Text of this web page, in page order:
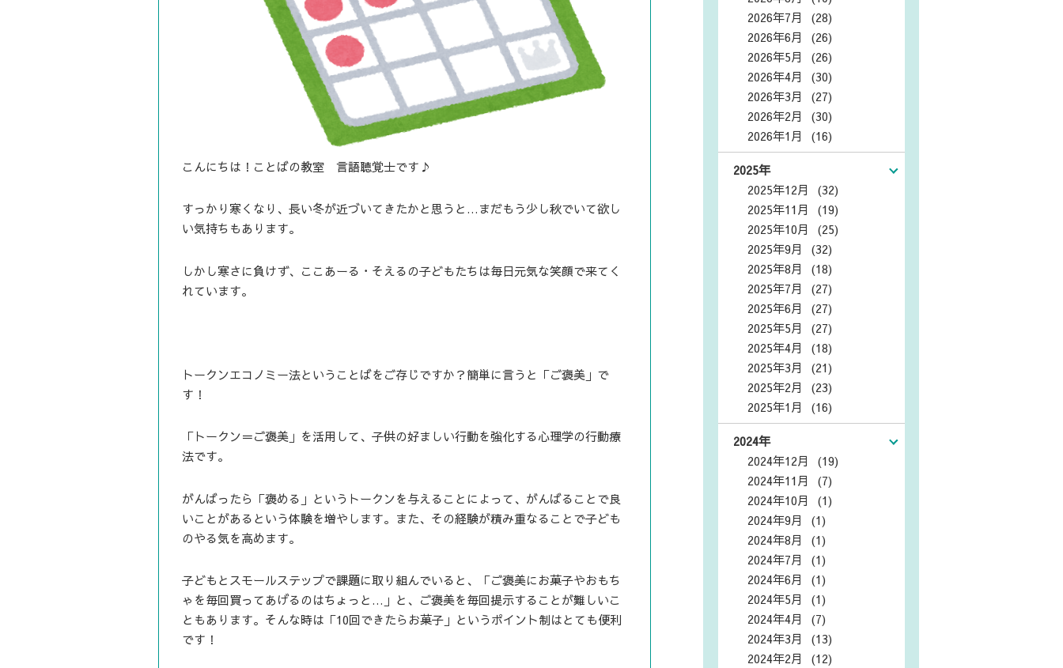
こんにちは！ことばの教室 言語聴覚士です♪
すっかり寒くなり、長い冬が近づいてきたかと思うと…まだもう少し秋でいて欲し
い気持ちもあります。
しかし寒さに負けず、ここあーる・そえるの子どもたちは毎日元気な笑顔で来てく
れています。
トークンエコノミー法ということばをご存じですか？簡単に言うと「ご褒美」で
す！
「トークン＝ご褒美」を活用して、子供の好ましい行動を強化する心理学の行動療
法です。
がんばったら「褒める」というトークンを与えることによって、がんばることで良
いことがあるという体験を増やします。また、その経験が積み重なることで子ども
のやる気を高めます。
子どもとスモールステップで課題に取り組んでいると、「ご褒美にお菓子やおもち
ゃを毎回買ってあげるのはちょっと…」と、ご褒美を毎回提示することが難しいこ
ともあります。そんな時は「10回できたらお菓子」というポイント制はとても便利
です！
2026年7月 (28)
2026年6月 (26)
2026年5月 (26)
2026年4月 (30)
2026年3月 (27)
2026年2月 (30)
2026年1月 (16)
2025年
2025年12月 (32)
2025年11月 (19)
2025年10月 (25)
2025年9月 (32)
2025年8月 (18)
2025年7月 (27)
2025年6月 (27)
2025年5月 (27)
2025年4月 (18)
2025年3月 (21)
2025年2月 (23)
2025年1月 (16)
2024年
2024年12月 (19)
2024年11月 (7)
2024年10月 (1)
2024年9月 (1)
2024年8月 (1)
2024年7月 (1)
2024年6月 (1)
2024年5月 (1)
2024年4月 (7)
2024年3月 (13)
2024年2月 (12)